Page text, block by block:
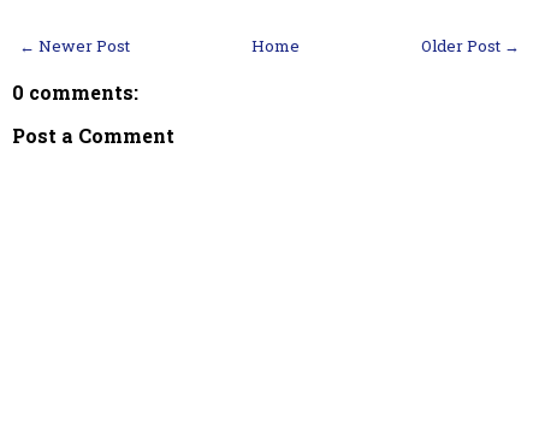
← Newer Post Older Post →
Home
0 comments:
Post a Comment